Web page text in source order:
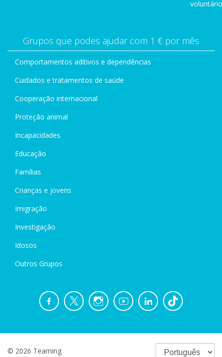
Grupos que podes ajudar com 1 € por mês
Comportamentos aditivos e dependências
Cuidados e tratamentos de saúde
Cooperação internacional
Proteção animal
Incapacidades
Educação
Famílias
Crianças e jovens
Imigração
Investigação
Idosos
Outros Grupos
© 2026 Teaming